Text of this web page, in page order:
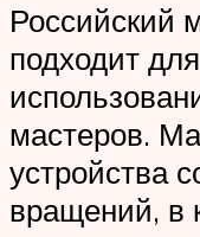
Российский
подходит
мастеров.
устройства
вращений, в